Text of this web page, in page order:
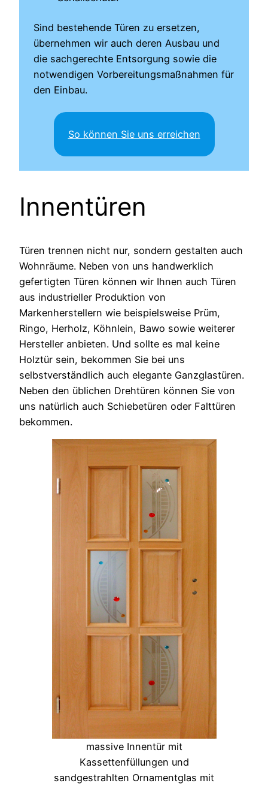
Sind bestehende Türen zu ersetzen,
übernehmen wir auch deren Ausbau und
die sachgerechte Entsorgung sowie die
notwendigen Vorbereitungsmaßnahmen für
den Einbau.
So können Sie uns erreichen
Innentüren
Türen trennen nicht nur, sondern gestalten auch
Wohnräume. Neben von uns handwerklich
gefertigten Türen können wir Ihnen auch Türen
aus industrieller Produktion von
Markenherstellern wie beispielsweise Prüm,
Ringo, Herholz, Köhnlein, Bawo sowie weiterer
Hersteller anbieten. Und sollte es mal keine
Holztür sein, bekommen Sie bei uns
selbstverständlich auch elegante Ganzglastüren.
Neben den üblichen Drehtüren können Sie von
uns natürlich auch Schiebetüren oder Falttüren
bekommen.
massive Innentür mit
Kassettenfüllungen und
sandgestrahlten Ornamentglas mit